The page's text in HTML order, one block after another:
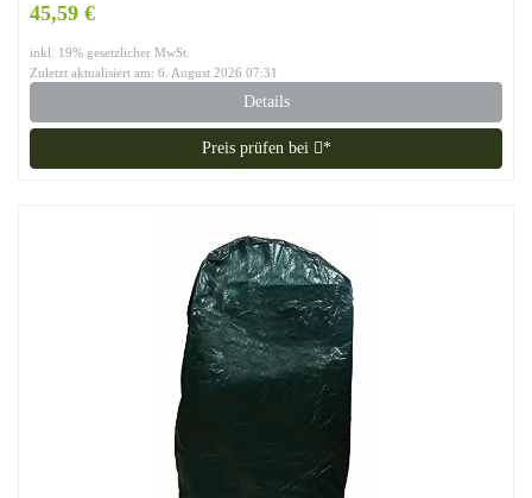
45,59 €
inkl. 19% gesetzlicher MwSt.
Zuletzt aktualisiert am: 6. August 2026 07:31
Details
Preis prüfen bei *